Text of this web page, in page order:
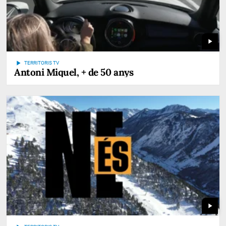
play_arrow
play_arrow TERRITORIS TV
Antoni Miquel, + de 50 anys
play_arrow